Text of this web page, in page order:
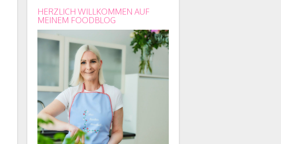
HERZLICH WILLKOMMEN AUF
MEINEM FOODBLOG